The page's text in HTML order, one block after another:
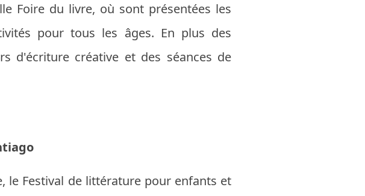
Foire du livre, où sont présentées les
pour tous les âges. En plus des
d'écriture créative et des séances de
le Festival de littérature pour enfants et